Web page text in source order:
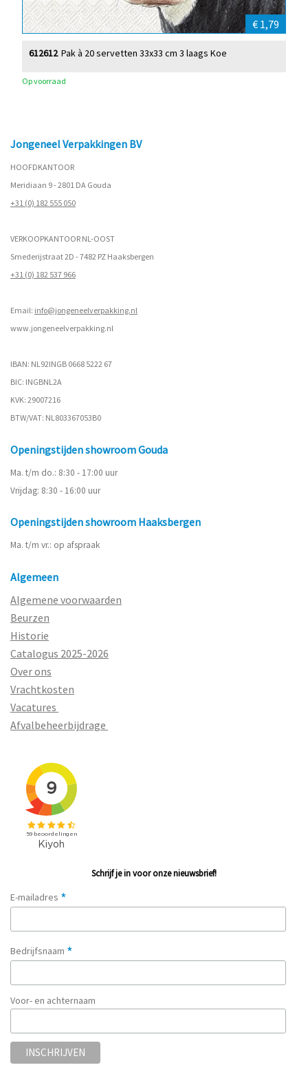
€ 1,79
Pak à 20 servetten 33x33 cm 3 laags Koe
612612
Op voorraad
Jongeneel Verpakkingen BV
HOOFDKANTOOR
Meridiaan 9 - 2801 DA Gouda
+31 (0) 182 555 050
VERKOOPKANTOOR NL-OOST
Smederijstraat 2D - 7482 PZ Haaksbergen
+31 (0) 182 537 966
Email: info@jongeneelverpakking.nl
www.jongeneelverpakking.nl
IBAN: NL92INGB 0668 5222 67
BIC: INGBNL2A
KVK: 29007216
BTW/VAT: NL803367053B0
Openingstijden showroom Gouda
Ma. t/m do.: 8:30 - 17:00 uur
Vrijdag: 8:30 - 16:00 uur
Openingstijden showroom Haaksbergen
Ma. t/m vr.: op afspraak
Algemeen
Algemene voorwaarden
Beurzen
Historie
Catalogus 2025-2026
Over ons
Vrachtkosten
Vacatures
Afvalbeheerbijdrage
Schrijf je in voor onze nieuwsbrief!
E-mailadres *
Bedrijfsnaam *
Voor- en achternaam